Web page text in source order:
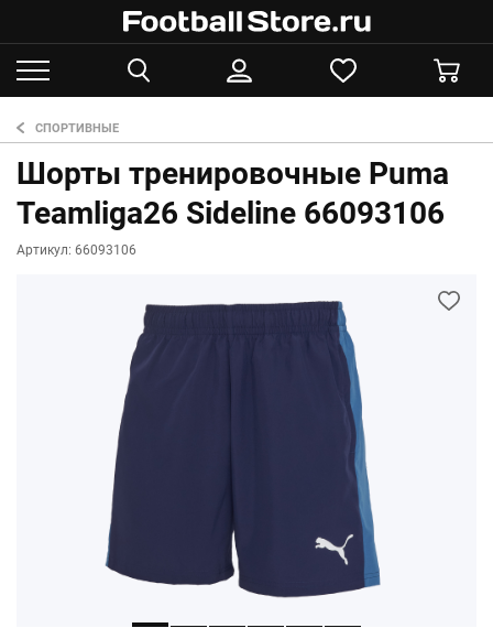
СПОРТИВНЫЕ
Шорты тренировочные Puma
Teamliga26 Sideline 66093106
Артикул: 66093106